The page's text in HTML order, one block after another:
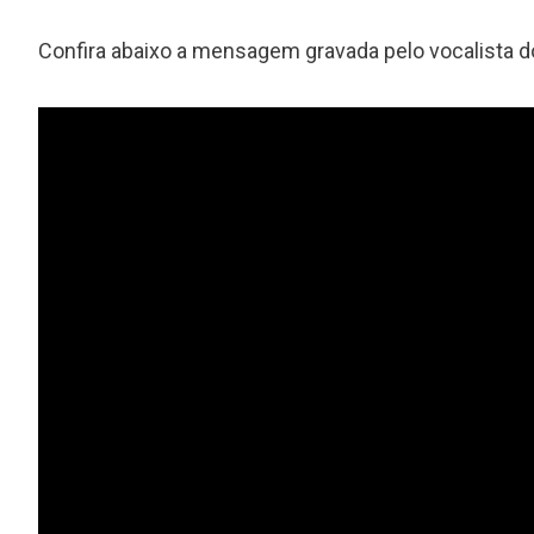
Confira abaixo a mensagem gravada pelo vocalista